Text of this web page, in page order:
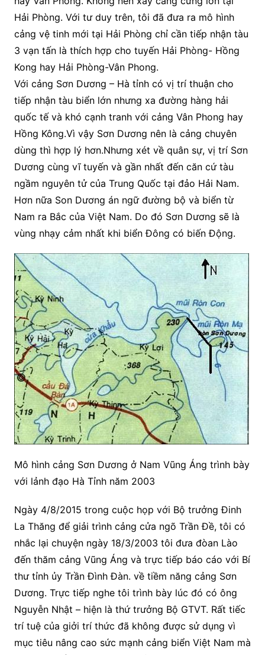
Hải Phòng. Với tư duy trên, tôi đã đưa ra mô hình
cảng vệ tinh mới tại Hải Phòng chỉ cần tiếp nhận tàu
3 vạn tấn là thích hợp cho tuyến Hải Phòng- Hồng
Kong hay Hải Phòng-Vân Phong.
Với cảng Sơn Dương – Hà tỉnh có vị trí thuận cho
tiếp nhận tàu biển lớn nhưng xa đường hàng hải
quốc tế và khó cạnh tranh với cảng Vân Phong hay
Hồng Kông.Vì vậy Sơn Dương nên là cảng chuyên
dùng thì hợp lý hơn.Nhưng xét về quân sự, vị trí Sơn
Dương cùng vĩ tuyến và gần nhất đến căn cứ tàu
ngầm nguyên tử của Trung Quốc tại đảo Hải Nam.
Hơn nữa Son Dương án ngữ đường bộ và biển từ
Nam ra Bắc của Việt Nam. Do đó Sơn Dương sẽ là
vùng nhạy cảm nhất khi biển Đông có biến Động.
Mô hình cảng Sơn Dương ở Nam Vũng Áng trình bày
với lảnh đạo Hà Tỉnh năm 2003
Ngày 4/8/2015 trong cuộc họp với Bộ trưởng Đinh
La Thăng để giải trình cảng cửa ngõ Trần Đề, tôi có
nhắc lại chuyện ngày 18/3/2003 tôi đưa đòan Lào
đến thăm cảng Vũng Áng và trực tiếp báo cáo với Bí
thư tỉnh ủy Trần Đình Đàn. về tiềm năng cảng Sơn
Dương. Trực tiếp nghe tôi trình bày lúc đó có ông
Nguyễn Nhật – hiện là thứ trưởng Bộ GTVT. Rất tiếc
trí tuệ của giởi trí thức đã không được sử dụng vì
mục tiêu nâng cao sức mạnh cảng biển Việt Nam mà